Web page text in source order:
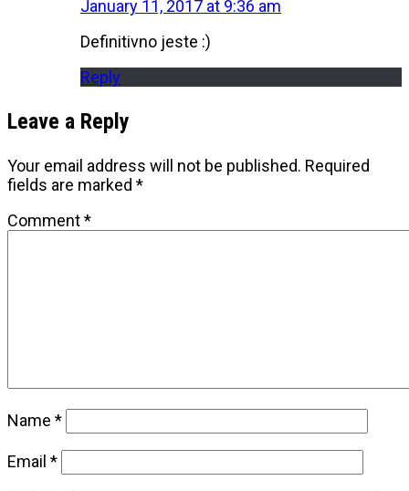
January 11, 2017 at 9:36 am
Definitivno jeste :)
Reply
Leave a Reply
Your email address will not be published. Required
fields are marked *
Comment*
Name *
Email *